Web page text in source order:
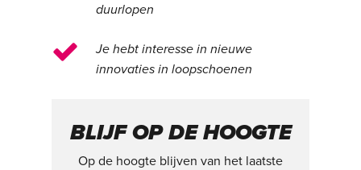
duurlopen
Je hebt interesse in nieuwe
innovaties in loopschoenen
BLIJF OP DE HOOGTE
Op de hoogte blijven van het laatste